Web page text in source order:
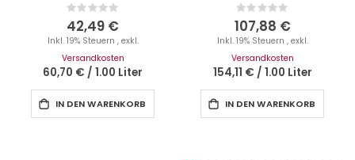
Rating:
0%
42,49 €
Inkl. 19% Steuern , exkl.
Versandkosten
60,70 € / 1.00 Liter
IN DEN WARENKORB
Rating:
0%
107,88 €
Inkl. 19% Steuern , exkl.
Versandkosten
154,11 € / 1.00 Liter
IN DEN WARENKORB